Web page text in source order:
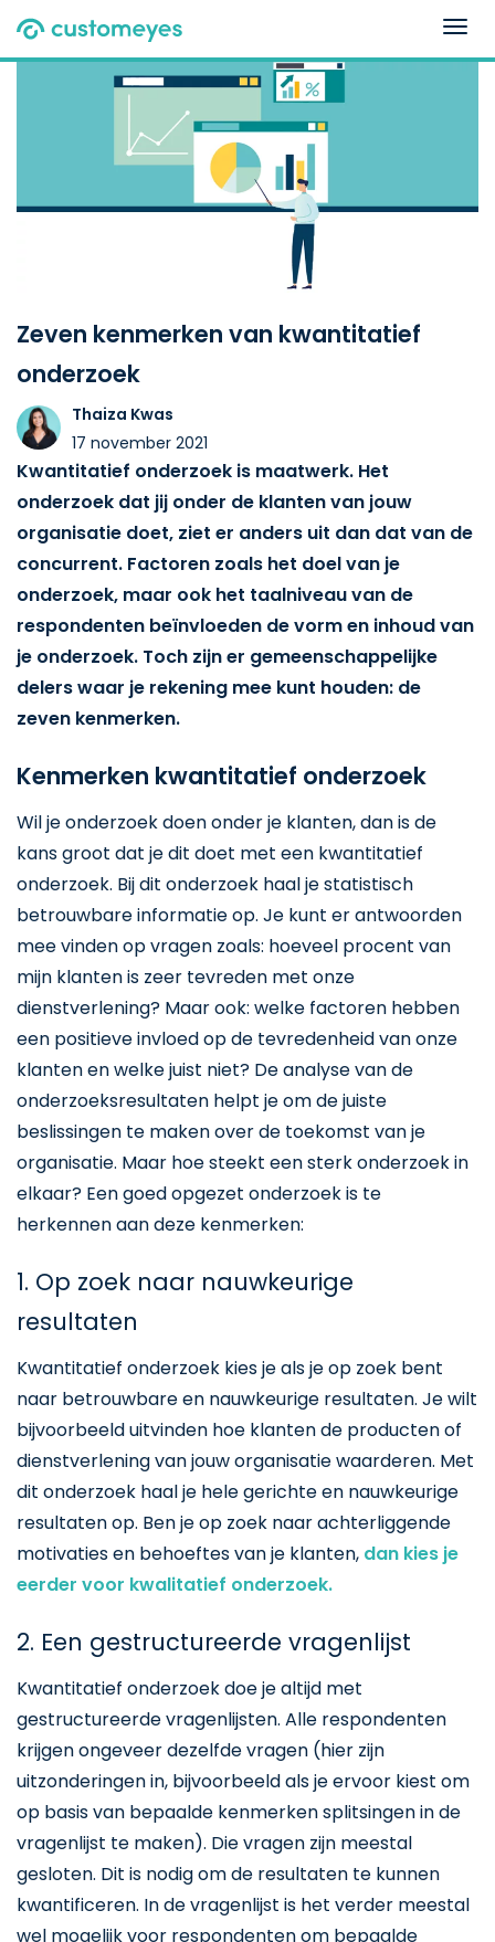
Zeven kenmerken van kwantitatief
onderzoek
Thaiza Kwas
17 november 2021
Kwantitatief onderzoek is maatwerk. Het
onderzoek dat jij onder de klanten van jouw
organisatie doet, ziet er anders uit dan dat van de
concurrent. Factoren zoals het doel van je
onderzoek, maar ook het taalniveau van de
respondenten beïnvloeden de vorm en inhoud van
je onderzoek. Toch zijn er gemeenschappelijke
delers waar je rekening mee kunt houden: de
zeven kenmerken.
Kenmerken kwantitatief onderzoek
Wil je onderzoek doen onder je klanten, dan is de
kans groot dat je dit doet met een kwantitatief
onderzoek. Bij dit onderzoek haal je statistisch
betrouwbare informatie op. Je kunt er antwoorden
mee vinden op vragen zoals: hoeveel procent van
mijn klanten is zeer tevreden met onze
dienstverlening? Maar ook: welke factoren hebben
een positieve invloed op de tevredenheid van onze
klanten en welke juist niet? De analyse van de
onderzoeksresultaten helpt je om de juiste
beslissingen te maken over de toekomst van je
organisatie. Maar hoe steekt een sterk onderzoek in
elkaar? Een goed opgezet onderzoek is te
herkennen aan deze kenmerken:
1. Op zoek naar nauwkeurige
resultaten
Kwantitatief onderzoek kies je als je op zoek bent
naar betrouwbare en nauwkeurige resultaten. Je wilt
bijvoorbeeld uitvinden hoe klanten de producten of
dienstverlening van jouw organisatie waarderen. Met
dit onderzoek haal je hele gerichte en nauwkeurige
resultaten op. Ben je op zoek naar achterliggende
motivaties en behoeftes van je klanten, dan kies je
eerder voor kwalitatief onderzoek.
2. Een gestructureerde vragenlijst
Kwantitatief onderzoek doe je altijd met
gestructureerde vragenlijsten. Alle respondenten
krijgen ongeveer dezelfde vragen (hier zijn
uitzonderingen in, bijvoorbeeld als je ervoor kiest om
op basis van bepaalde kenmerken splitsingen in de
vragenlijst te maken). Die vragen zijn meestal
gesloten. Dit is nodig om de resultaten te kunnen
kwantificeren. In de vragenlijst is het verder meestal
wel mogelijk voor respondenten om bepaalde